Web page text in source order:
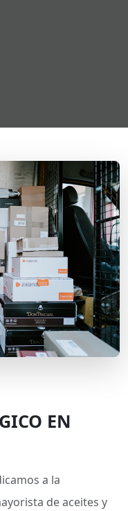
EN
a la
de aceites y